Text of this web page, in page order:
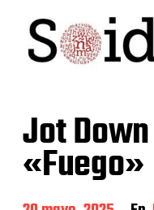
Jot
«Fuego»